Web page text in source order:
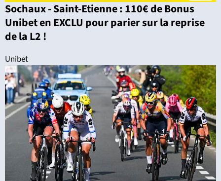
Sochaux - Saint-Etienne : 110€ de Bonus
Unibet en EXCLU pour parier sur la reprise
de la L2 !
Unibet